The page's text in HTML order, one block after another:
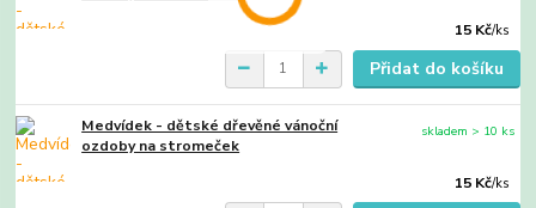
15 Kč/ks
Přidat do košíku
Medvídek - dětské dřevěné vánoční
ozdoby na stromeček
15 Kč/ks
skladem > 10 ks